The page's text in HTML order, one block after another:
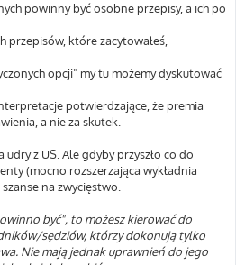
powinny być osobne przepisy, a ich po
przepisów, które zacytowałeś,
opcji" my tu możemy dyskutować
potwierdzające, że premia
a nie za skutek.
udry z US. Ale gdyby przyszło co do
(mocno rozszerzająca wykładnia
na zwycięstwo.
być", to możesz kierować do
sędziów, którzy dokonują tylko
Nie mają jednak uprawnień do jego